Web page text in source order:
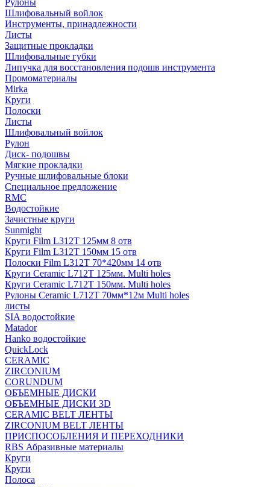
Рулоны
Шлифовальный войлок
Инструменты, принадлежности
Листы
Защитные прокладки
Шлифовальные губки
Липучка для восстановления подошв инструмента
Промоматериалы
Mirka
Круги
Полоски
Листы
Шлифовальный войлок
Рулон
Диск- подошвы
Мягкие прокладки
Ручные шлифовальные блоки
Специальное предложение
RMC
Водостойкие
Зачистные круги
Sunmight
Круги Film L312T 125мм 8 отв
Круги Film L312T 150мм 15 отв
Полоски Film L312T 70*420мм 14 отв
Круги Ceramic L712T 125мм. Multi holes
Круги Ceramic L712T 150мм. Multi holes
Рулоны Ceramic L712T 70мм*12м Multi holes
листы
SIA водостойкие
Matador
Hanko водостойкие
QuickLock
CERAMIC
ZIRCONIUM
СORUNDUM
ОБЪЕМНЫЕ ДИСКИ
ОБЪЕМНЫЕ ДИСКИ 3D
CERAMIC BELT ЛЕНТЫ
ZIRCONIUM BELT ЛЕНТЫ
ПРИСПОСОБЛЕНИЯ И ПЕРЕХОДНИКИ
RBS Абразивные материалы
Круги
Круги
Полоса